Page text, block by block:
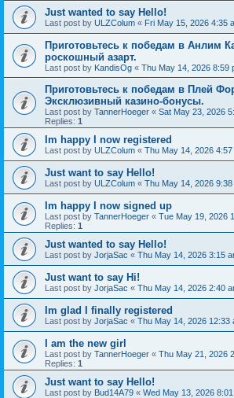
Just wanted to say Hello!
Last post by ULZColum « Fri May 15, 2026 4:35
Приготовьтесь к победам в Анлим
роскошный азарт.
Last post by KandisOg « Thu May 14, 2026 8:59
Приготовьтесь к победам в Плей
Эксклюзивный казино-бонусы.
Last post by TannerHoeger « Sat May 23, 2026
Replies: 1
Im happy I now registered
Last post by ULZColum « Thu May 14, 2026 4:57
Just want to say Hello!
Last post by ULZColum « Thu May 14, 2026 9:38
Im happy I now signed up
Last post by TannerHoeger « Tue May 19, 2026
Replies: 1
Just wanted to say Hello!
Last post by JorjaSac « Thu May 14, 2026 3:15
Just want to say Hi!
Last post by JorjaSac « Thu May 14, 2026 2:40
Im glad I finally registered
Last post by JorjaSac « Thu May 14, 2026 12:33
I am the new girl
Last post by TannerHoeger « Thu May 21, 2026
Replies: 1
Just want to say Hello!
Last post by Bud14A79 « Wed May 13, 2026